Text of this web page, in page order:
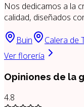
Nos dedicamos a la
calidad, diseñados
Buin Calera de
Ver florería
Opiniones de la
4.8